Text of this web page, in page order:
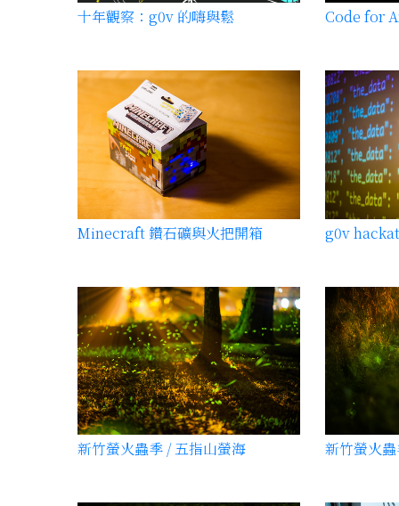
十年觀察：g0v 的嗨與鬆
Minecraft 鑽石礦與火把開箱
新竹螢火蟲季 / 五指山螢海 新竹螢火